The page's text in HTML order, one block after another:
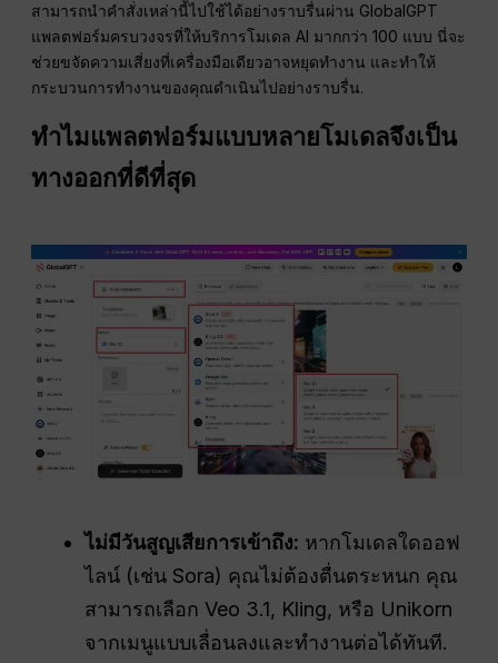
สามารถนำคำสั่งเหล่านี้ไปใช้ได้อย่างราบรื่นผ่าน GlobalGPT
แพลตฟอร์มครบวงจรที่ให้บริการโมเดล AI มากกว่า 100 แบบ นี่จะ
ช่วยขจัดความเสี่ยงที่เครื่องมือเดียวอาจหยุดทำงาน และทำให้
กระบวนการทำงานของคุณดำเนินไปอย่างราบรื่น.
ทำไมแพลตฟอร์มแบบหลายโมเดลจึงเป็น
ทางออกที่ดีที่สุด
ไม่มีวันสูญเสียการเข้าถึง: หากโมเดลใดออฟ
ไลน์ (เช่น Sora) คุณไม่ต้องตื่นตระหนก คุณ
สามารถเลือก Veo 3.1, Kling, หรือ Unikorn
จากเมนูแบบเลื่อนลงและทำงานต่อได้ทันที.